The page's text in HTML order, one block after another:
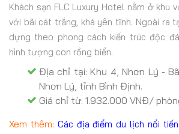
Khách sạn FLC Luxury Hotel nằm ở khu
với bãi cát trắng, khá yên tĩnh. Ngoài ra
dựng theo phong cách kiến trúc độc
hình tượng con rồng biển.
Địa chỉ tại: Khu 4, Nhơn Lý -
Nhơn Lý, tỉnh Bình Định.
Giá chỉ từ: 1.932.000 VNĐ/
Xem thêm: Các địa điểm du lịch nổi